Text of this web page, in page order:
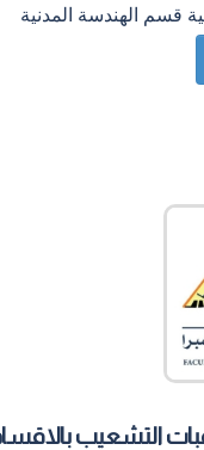
قسم الهندسة المدنية
التشعيب